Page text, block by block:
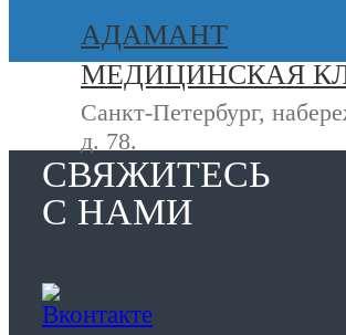
АДАМАНТ
МЕДИЦИНСКАЯ
Санкт-Петербург,
д. 78.
СВЯЖИТЕСЬ
С НАМИ